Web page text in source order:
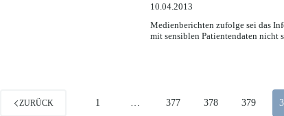
10.04.2013
Medienberichten zufolge sei das
mit sensiblen Patientendaten nicht
ZURÜCK 1 … 377 378 379